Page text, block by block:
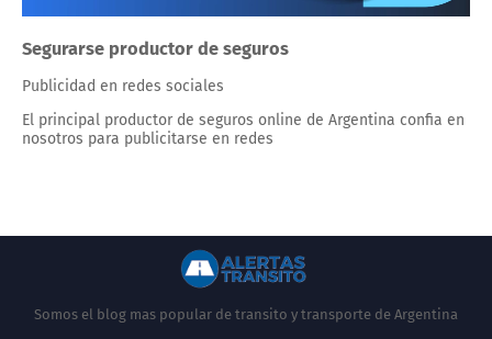
Segurarse productor de seguros
Publicidad en redes sociales
El principal productor de seguros online de Argentina confia en
nosotros para publicitarse en redes
Somos el blog mas popular de transito y transporte de Argentina